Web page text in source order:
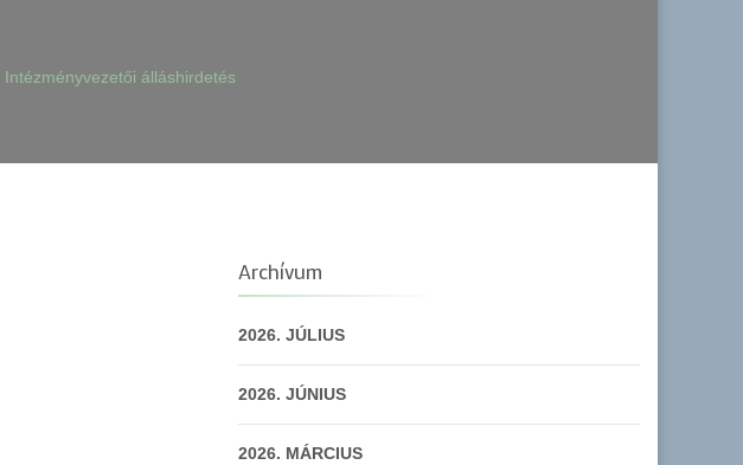
Intézményvezetői álláshirdetés
Archívum
2026. JÚLIUS
2026. JÚNIUS
2026. MÁRCIUS